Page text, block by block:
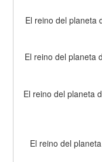
El reino del planeta
El reino del planeta
El reino del planeta
El reino del